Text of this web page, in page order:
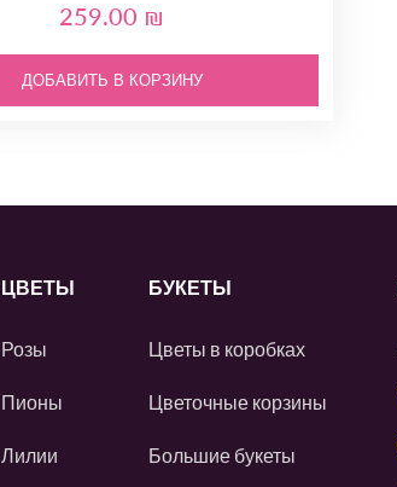
259.00 ₪
ДОБАВИТЬ В КОРЗИНУ
ЦВЕТЫ
Розы
Пионы
Лилии
БУКЕТЫ
Цветы в коробках
Цветочные корзины
Большие букеты